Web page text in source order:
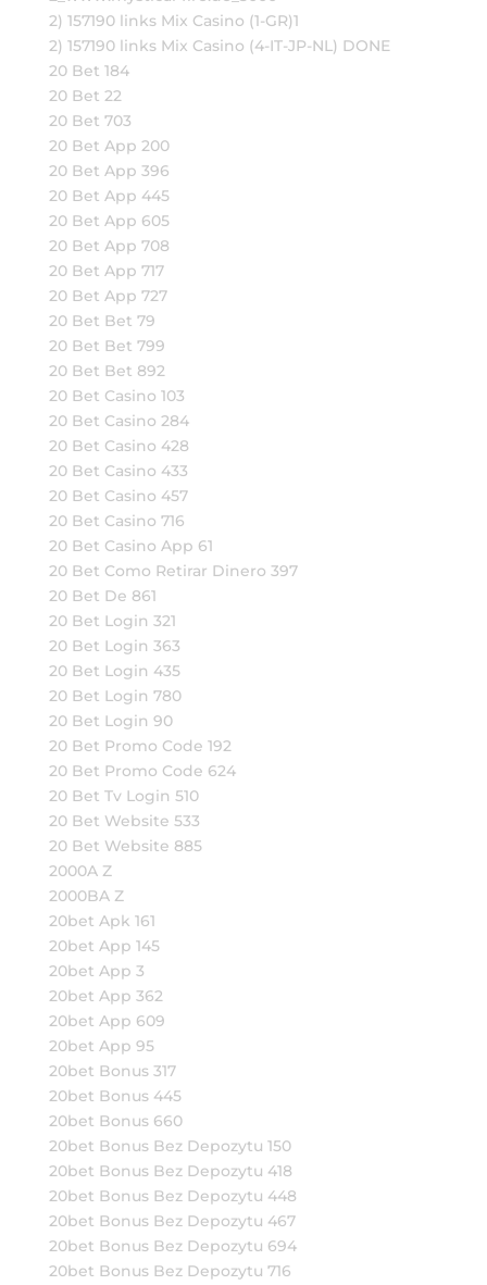
2) 157190 links Mix Casino (1-GR)1
2) 157190 links Mix Casino (4-IT-JP-NL) DONE
20 Bet 184
20 Bet 22
20 Bet 703
20 Bet App 200
20 Bet App 396
20 Bet App 445
20 Bet App 605
20 Bet App 708
20 Bet App 717
20 Bet App 727
20 Bet Bet 79
20 Bet Bet 799
20 Bet Bet 892
20 Bet Casino 103
20 Bet Casino 284
20 Bet Casino 428
20 Bet Casino 433
20 Bet Casino 457
20 Bet Casino 716
20 Bet Casino App 61
20 Bet Como Retirar Dinero 397
20 Bet De 861
20 Bet Login 321
20 Bet Login 363
20 Bet Login 435
20 Bet Login 780
20 Bet Login 90
20 Bet Promo Code 192
20 Bet Promo Code 624
20 Bet Tv Login 510
20 Bet Website 533
20 Bet Website 885
2000A Z
2000BA Z
20bet Apk 161
20bet App 145
20bet App 3
20bet App 362
20bet App 609
20bet App 95
20bet Bonus 317
20bet Bonus 445
20bet Bonus 660
20bet Bonus Bez Depozytu 150
20bet Bonus Bez Depozytu 418
20bet Bonus Bez Depozytu 448
20bet Bonus Bez Depozytu 467
20bet Bonus Bez Depozytu 694
20bet Bonus Bez Depozytu 716